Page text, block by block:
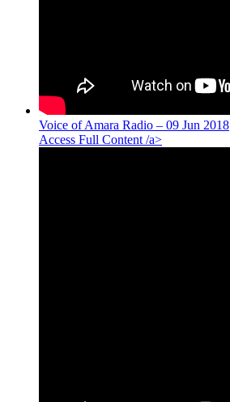
Voice of Amara Radio – 09 Jun 2018
Access Full Content /a>